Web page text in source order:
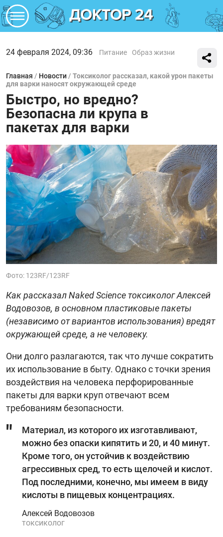
24 февраля 2024, 09:36 Питание Образ жизни
Главная / Новости / Токсиколог рассказал, какой урон пакеты
для варки наносят окружающей среде
Быстро, но вредно?
Безопасна ли крупа в
пакетах для варки
Фото: 123RF/123RF
Как рассказал Naked Science токсиколог Алексей
Водовозов, в основном пластиковые пакеты
(независимо от вариантов использования) вредят
окружающей среде, а не человеку.
Они долго разлагаются, так что лучше сократить
их использование в быту. Однако с точки зрения
воздействия на человека перфорированные
пакеты для варки круп отвечают всем
требованиям безопасности.
Материал, из которого их изготавливают,
можно без опаски кипятить и 20, и 40 минут.
Кроме того, он устойчив к воздействию
агрессивных сред, то есть щелочей и кислот.
Под последними, конечно, мы имеем в виду
кислоты в пищевых концентрациях.
Алексей Водовозов
токсиколог